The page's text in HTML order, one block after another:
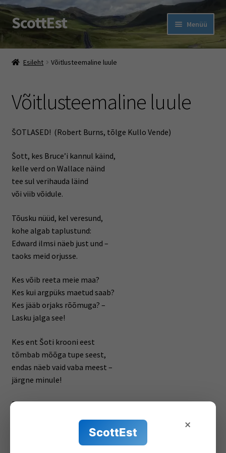
Liigu
navigeerimisele
Liigu
sisu
ScottEst Menüü
Pood
Ava
Šoti pidu
Rootsi keele kursused
Muud jutud
Firmast
Esileht Võitlusteemaline luule
Võitlusteemaline luule
ŠOTLASED! (Robert Burns, tõlge Kullo Vende)
Šott, kes Bruce’i kannul käind,
kelle verd on Wallace näind
tee sul verihauda läind
või viib võidule.
Tõusku nüüd, kel veresund,
kohe algab taplustund:
Edward ilmsi näeb just und –
taoks meid orjusse.
Kes võib reeta meie maa?
Kes kui argpüks maetud saab?
Kes jääb orjaks rõõmuga? –
Lasku jalga see!
Kes ent Šoti krooni eest
tõmbab mõõga tupe seest,
endas näeb vaid vaba meest –
järgne minule!
Et ei rõhuks ikkepiin
×
ScottEst